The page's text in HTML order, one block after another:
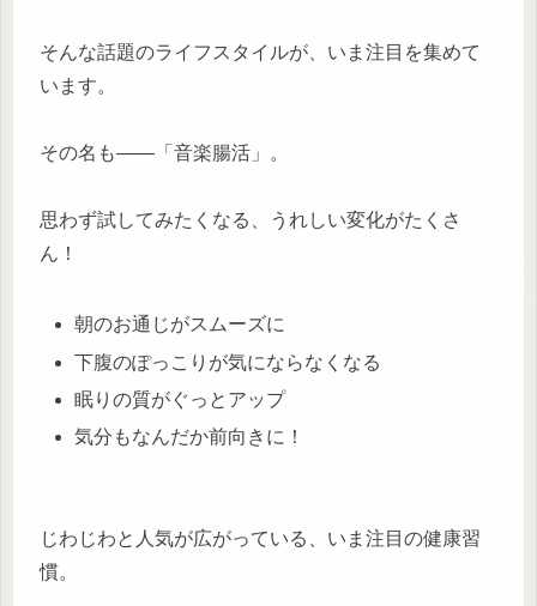
そんな話題のライフスタイルが、いま注目を集めて
います。
その名も――「音楽腸活」。
思わず試してみたくなる、うれしい変化がたくさ
ん！
朝のお通じがスムーズに
下腹のぽっこりが気にならなくなる
眠りの質がぐっとアップ
気分もなんだか前向きに！
じわじわと人気が広がっている、いま注目の健康習
慣。